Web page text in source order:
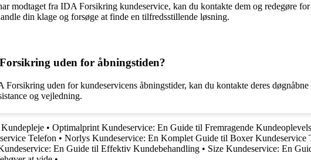
modtaget fra IDA Forsikring kundeservice, kan du kontakte dem og redegøre
din klage og forsøge at finde en tilfredsstillende løsning.
uden for åbningstiden?
uden for kundeservicens åbningstider, kan du kontakte deres
og vejledning.
• Optimalprint Kundeservice: En Guide til Fremragende
Telefon • Norlys Kundeservice: En Komplet Guide til Boxer Kundeservice
En Guide til Effektiv Kundebehandling • Size Kundeservice: En